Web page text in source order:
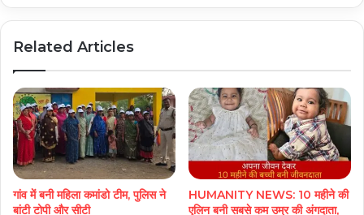
Related Articles
गांव में बनी महिला कमांडो टीम, पुलिस ने
बांटी टोपी और सीटी
HUMANITY NEWS: 10 महीने की
एलिन बनी सबसे कम उम्र की अंगदाता,